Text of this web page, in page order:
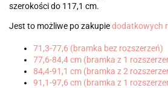
szerokości do 117,1 cm.
Jest to możliwe po zakupiedodatkowych
71,3-77,6 (bramka bez rozszerzeń)
77,6-84,4 cm (bramka z 1
84,4-91,1 cm (bramka z 2
91,1-97,6 cm (bramka z 1